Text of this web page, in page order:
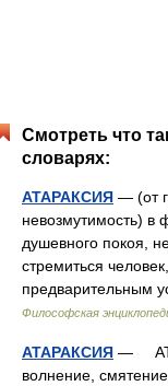
Смотреть что
словарях:
АТАРАКСИЯ — (от
невозмутимость) в
душевного покоя,
стремиться
предварительным
Философская
АТАРАКСИЯ —
волнение,